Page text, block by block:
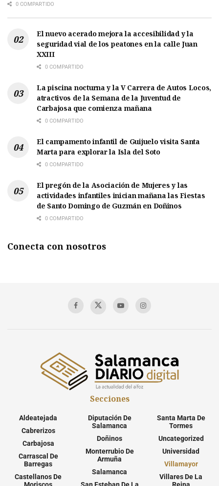
0 COMPARTIDO
El nuevo acerado mejora la accesibilidad y la
seguridad vial de los peatones en la calle Juan
XXIII
0 COMPARTIDO
La piscina nocturna y la V Carrera de Autos Locos,
atractivos de la Semana de la Juventud de
Carbajosa que comienza mañana
0 COMPARTIDO
El campamento infantil de Guijuelo visita Santa
Marta para explorar la Isla del Soto
0 COMPARTIDO
El pregón de la Asociación de Mujeres y las
actividades infantiles inician mañana las Fiestas
de Santo Domingo de Guzmán en Doñinos
0 COMPARTIDO
Conecta con nosotros
Secciones
Aldeatejada
Cabrerizos
Carbajosa
Carrascal De
Barregas
Castellanos De
Diputación De
Salamanca
Doñinos
Monterrubio De
Armuña
Salamanca
Santa Marta De
Tormes
Uncategorized
Universidad
Villamayor
Villares De La